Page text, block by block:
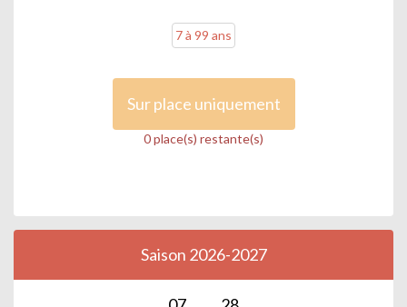
7 à 99 ans
Sur place uniquement
0 place(s) restante(s)
Saison 2026-2027